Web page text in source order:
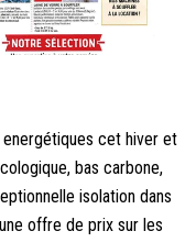
cet hiver et
bas carbone,
isolation dans
offre de prix sur les